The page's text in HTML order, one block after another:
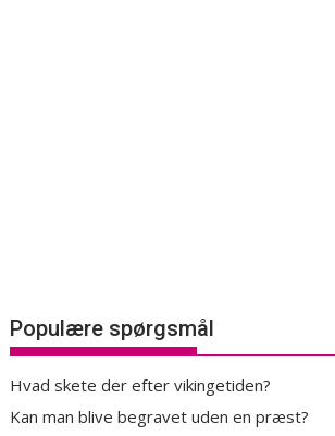
Populære spørgsmål
Hvad skete der efter vikingetiden?
Kan man blive begravet uden en præst?